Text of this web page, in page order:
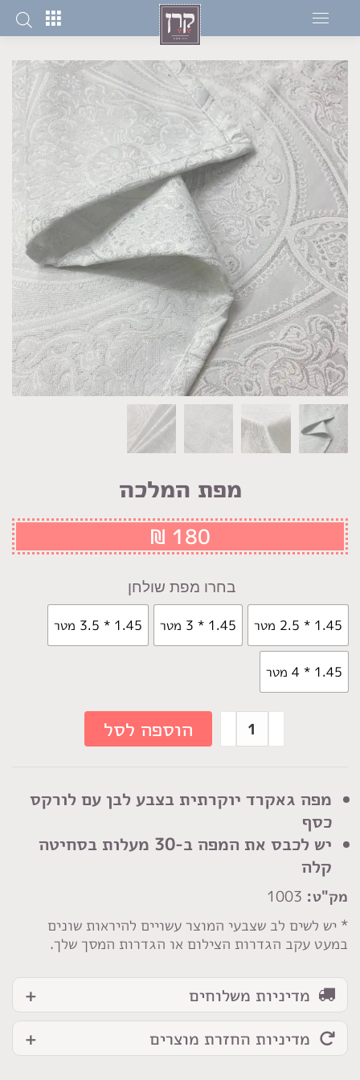
מפת המלכה
מפה גאקרד יוקרתית בצבע לבן עם לורקס
כסף
יש לכבס את המפה ב-30 מעלות בסחיטה
קלה
מק"ט:
* יש לשים לב שצבעי המוצר עשויים להיראות שונים
במעט עקב הגדרות הצילום או הגדרות המסך שלך.
₪ 180
מפת שולחן
1.45 * 2.5 מטר 1.45 * 3 מטר 1.45 * 3.5 מטר
1.45 * 4 מטר
כמות
של
הוספה לסל
מדיניות משלוחים
מדיניות החזרת מוצרים